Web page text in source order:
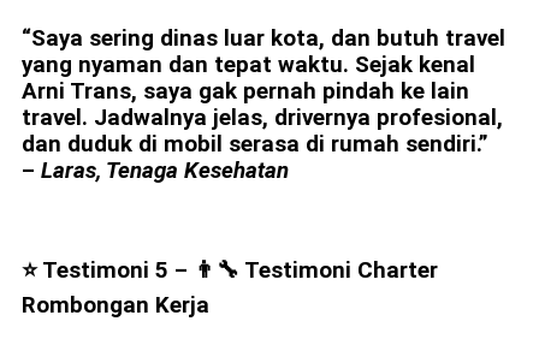
“Saya sering dinas luar kota, dan butuh travel
yang nyaman dan tepat waktu. Sejak kenal
Arni Trans, saya gak pernah pindah ke lain
travel. Jadwalnya jelas, drivernya profesional,
dan duduk di mobil serasa di rumah sendiri.”
– Laras, Tenaga Kesehatan
⭐ Testimoni 5 – 👨‍🔧 Testimoni Charter
Rombongan Kerja